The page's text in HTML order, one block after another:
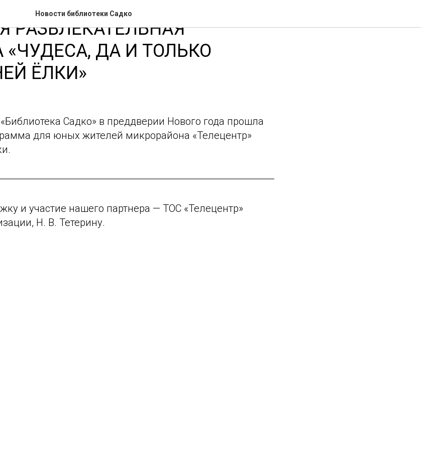
Новости библиотеки Садко
РАЗВЛЕКАТЕЛЬНАЯ
ДА И ТОЛЬКО
ЁЛКИ»
Садко» в преддверии Нового года прошла
для юных жителей микрорайона «Телецентр»
и участие нашего партнера — ТОС «Телецентр»
Н. В. Тетерину.